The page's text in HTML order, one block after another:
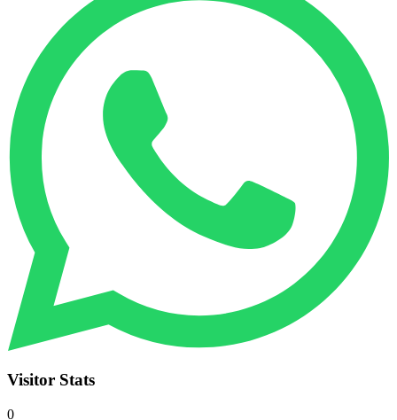
Visitor Stats
0